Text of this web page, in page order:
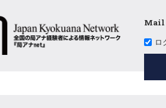
Mail
ロ